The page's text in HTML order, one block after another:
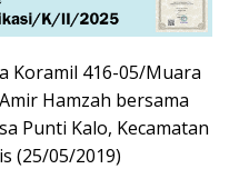
Koramil 416-05/Muara
Hamzah bersama
Punti Kalo, Kecamatan
(25/05/2019)